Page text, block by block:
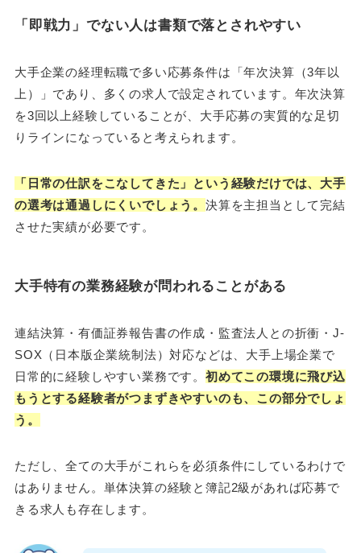
「即戦力」でない人は書類で落とされやすい
大手企業の経理転職で多い応募条件は「年次決算（3年以
上）」であり、多くの求人で設定されています。年次決算
を3回以上経験していることが、大手応募の実質的な足切
りラインになっていると考えられます。
「日常の仕訳をこなしてきた」という経験だけでは、大手
の選考は通過しにくいでしょう。決算を主担当として完結
させた実績が必要です。
大手特有の業務経験が問われることがある
連結決算・有価証券報告書の作成・監査法人との折衝・J-
SOX（日本版企業統制法）対応などは、大手上場企業で
日常的に経験しやすい業務です。初めてこの環境に飛び込
もうとする経験者がつまずきやすいのも、この部分でしょ
う。
ただし、全ての大手がこれらを必須条件にしているわけで
はありません。単体決算の経験と簿記2級があれば応募で
きる求人も存在します。